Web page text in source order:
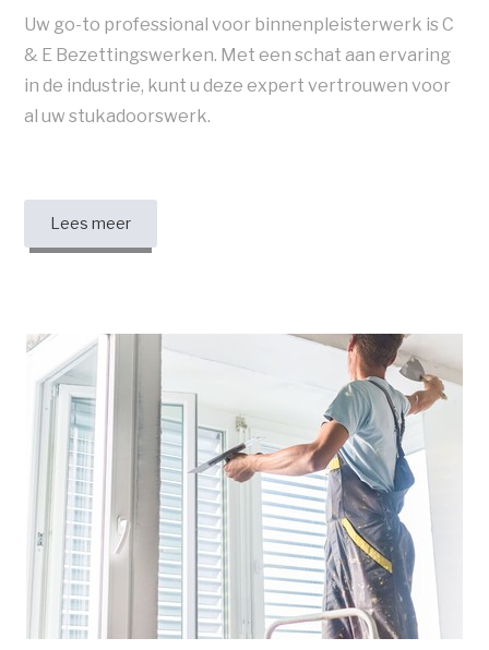
Uw go-to professional voor binnenpleisterwerk is C
& E Bezettingswerken. Met een schat aan ervaring
in de industrie, kunt u deze expert vertrouwen voor
al uw stukadoorswerk.
Lees meer